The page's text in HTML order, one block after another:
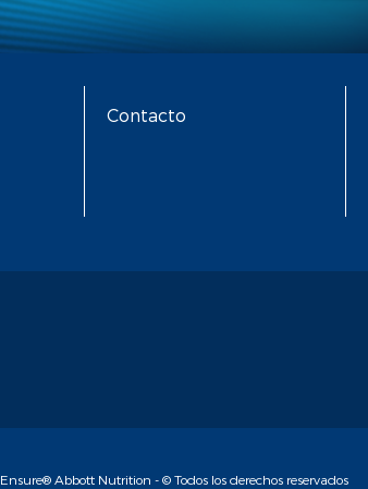
Contacto
Ensure® Abbott Nutrition - © Todos los derechos reservados